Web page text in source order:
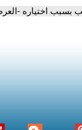
بسبب اختياره